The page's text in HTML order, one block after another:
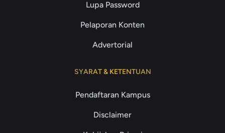
Lupa Password
Pelaporan Konten
Advertorial
SYARAT & KETENTUAN
Pendaftaran Kampus
Disclaimer